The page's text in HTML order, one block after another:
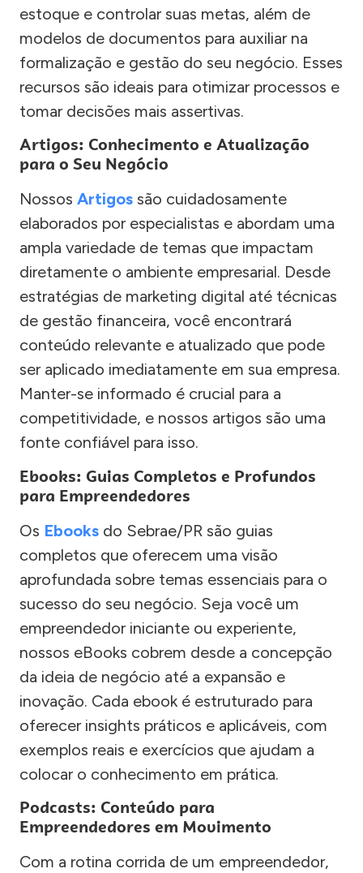
estoque e controlar suas metas, além de
modelos de documentos para auxiliar na
formalização e gestão do seu negócio. Esses
recursos são ideais para otimizar processos e
tomar decisões mais assertivas.
Artigos: Conhecimento e Atualização
para o Seu Negócio
Nossos Artigos são cuidadosamente
elaborados por especialistas e abordam uma
ampla variedade de temas que impactam
diretamente o ambiente empresarial. Desde
estratégias de marketing digital até técnicas
de gestão financeira, você encontrará
conteúdo relevante e atualizado que pode
ser aplicado imediatamente em sua empresa.
Manter-se informado é crucial para a
competitividade, e nossos artigos são uma
fonte confiável para isso.
Ebooks: Guias Completos e Profundos
para Empreendedores
Os Ebooks do Sebrae/PR são guias
completos que oferecem uma visão
aprofundada sobre temas essenciais para o
sucesso do seu negócio. Seja você um
empreendedor iniciante ou experiente,
nossos eBooks cobrem desde a concepção
da ideia de negócio até a expansão e
inovação. Cada ebook é estruturado para
oferecer insights práticos e aplicáveis, com
exemplos reais e exercícios que ajudam a
colocar o conhecimento em prática.
Podcasts: Conteúdo para
Empreendedores em Movimento
Com a rotina corrida de um empreendedor,